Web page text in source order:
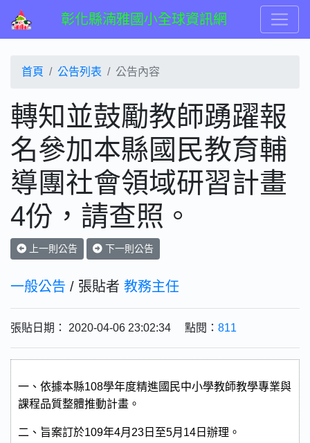
彰化縣湳雅國小全球資訊網
首頁 公告列表 公告內容
轉知並鼓勵教師踴躍報
名參加本縣國民教育輔
導團社會領域研習計畫
4份，請查照。
上一則公告 下一則公告
一般公告 / 張貼者 教務主任
張貼日期： 2020-04-06 23:02:34 點閱： 811
一、依據本縣108學年度精進國民中小學教師教學專業與
課程品質整體推動計畫。
二、旨案訂於109年4月 23 日至5月 14 日辦理。